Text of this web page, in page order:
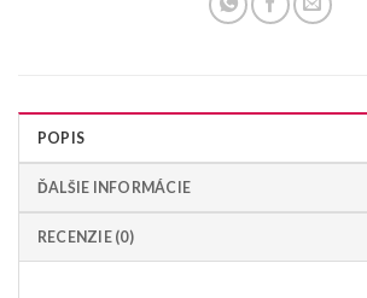
POPIS
ĎALŠIE INFORMÁCIE
RECENZIE (0)